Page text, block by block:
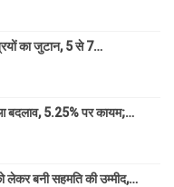
का जुटान, 5 से 7…
बदलाव, 5.25% पर कायम;…
लेकर बनी सहमति की उम्मीद,…